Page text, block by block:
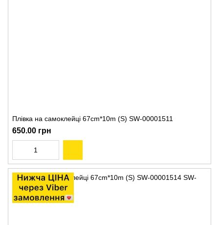
Плівка на самоклейці 67cm*10m (S) SW-00001511
650.00 грн